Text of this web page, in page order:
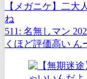
【メガニケ】二大
ね
511: 名無しマン
くほど評価高い ん